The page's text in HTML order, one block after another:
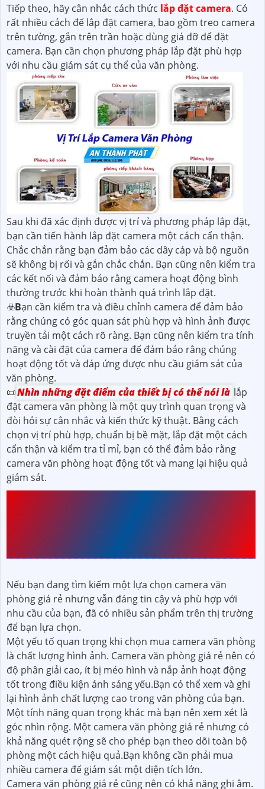
Tiếp theo, hãy cân nhắc cách thức lắp đặt camera. Có
rất nhiều cách để lắp đặt camera, bao gồm treo camera
trên tường, gắn trên trần hoặc dùng giá đỡ để đặt
camera. Bạn cần chọn phương pháp lắp đặt phù hợp
với nhu cầu giám sát cụ thể của văn phòng.
Sau khi đã xác định được vị trí và phương pháp lắp đặt,
bạn cần tiến hành lắp đặt camera một cách cẩn thận.
Chắc chắn rằng bạn đảm bảo các dây cáp và bộ nguồn
sẽ không bị rối và gắn chắc chắn. Bạn cũng nên kiểm tra
các kết nối và đảm bảo rằng camera hoạt động bình
thường trước khi hoàn thành quá trình lắp đặt.
☣️Bạn cần kiểm tra và điều chỉnh camera để đảm bảo
rằng chúng có góc quan sát phù hợp và hình ảnh được
truyền tải một cách rõ ràng. Bạn cũng nên kiểm tra tính
năng và cài đặt của camera để đảm bảo rằng chúng
hoạt động tốt và đáp ứng được nhu cầu giám sát của
văn phòng.
📜Nhìn những đặt điểm của thiết bị có thể nói là lắp
đặt camera văn phòng là một quy trình quan trọng và
đòi hỏi sự cân nhắc và kiến thức kỹ thuật. Bằng cách
chọn vị trí phù hợp, chuẩn bị bề mặt, lắp đặt một cách
cẩn thận và kiểm tra tỉ mỉ, bạn có thể đảm bảo rằng
camera văn phòng hoạt động tốt và mang lại hiệu quả
giám sát.
Nếu bạn đang tìm kiếm một lựa chọn camera văn
phòng giá rẻ nhưng vẫn đáng tin cậy và phù hợp với
nhu cầu của bạn, đã có nhiều sản phẩm trên thị trường
để bạn lựa chọn.
Một yếu tố quan trọng khi chọn mua camera văn phòng
là chất lượng hình ảnh. Camera văn phòng giá rẻ nên có
độ phân giải cao, ít bị méo hình và nắp ảnh hoạt động
tốt trong điều kiện ánh sáng yếu.Bạn có thể xem và ghi
lại hình ảnh chất lượng cao trong văn phòng của bạn.
Một tính năng quan trọng khác mà bạn nên xem xét là
góc nhìn rộng. Một camera văn phòng giá rẻ nhưng có
khả năng quét rộng sẽ cho phép bạn theo dõi toàn bộ
phòng một cách hiệu quả.Bạn không cần phải mua
nhiều camera để giám sát một diện tích lớn.
Camera văn phòng giá rẻ cũng nên có khả năng ghi âm.